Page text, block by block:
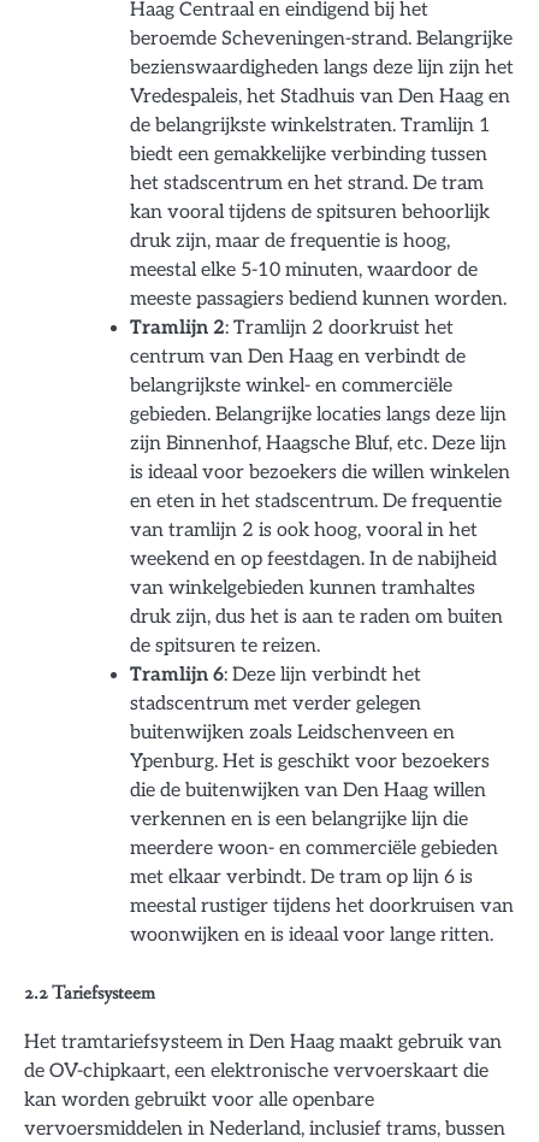
Haag Centraal en eindigend bij het
beroemde Scheveningen-strand. Belangrijke
bezienswaardigheden langs deze lijn zijn het
Vredespaleis, het Stadhuis van Den Haag en
de belangrijkste winkelstraten. Tramlijn 1
biedt een gemakkelijke verbinding tussen
het stadscentrum en het strand. De tram
kan vooral tijdens de spitsuren behoorlijk
druk zijn, maar de frequentie is hoog,
meestal elke 5-10 minuten, waardoor de
meeste passagiers bediend kunnen worden.
Tramlijn 2: Tramlijn 2 doorkruist het
centrum van Den Haag en verbindt de
belangrijkste winkel- en commerciële
gebieden. Belangrijke locaties langs deze lijn
zijn Binnenhof, Haagsche Bluf, etc. Deze lijn
is ideaal voor bezoekers die willen winkelen
en eten in het stadscentrum. De frequentie
van tramlijn 2 is ook hoog, vooral in het
weekend en op feestdagen. In de nabijheid
van winkelgebieden kunnen tramhaltes
druk zijn, dus het is aan te raden om buiten
de spitsuren te reizen.
Tramlijn 6: Deze lijn verbindt het
stadscentrum met verder gelegen
buitenwijken zoals Leidschenveen en
Ypenburg. Het is geschikt voor bezoekers
die de buitenwijken van Den Haag willen
verkennen en is een belangrijke lijn die
meerdere woon- en commerciële gebieden
met elkaar verbindt. De tram op lijn 6 is
meestal rustiger tijdens het doorkruisen van
woonwijken en is ideaal voor lange ritten.
2.2 Tariefsysteem
Het tramtariefsysteem in Den Haag maakt gebruik van
de OV-chipkaart, een elektronische vervoerskaart die
kan worden gebruikt voor alle openbare
vervoersmiddelen in Nederland, inclusief trams, bussen